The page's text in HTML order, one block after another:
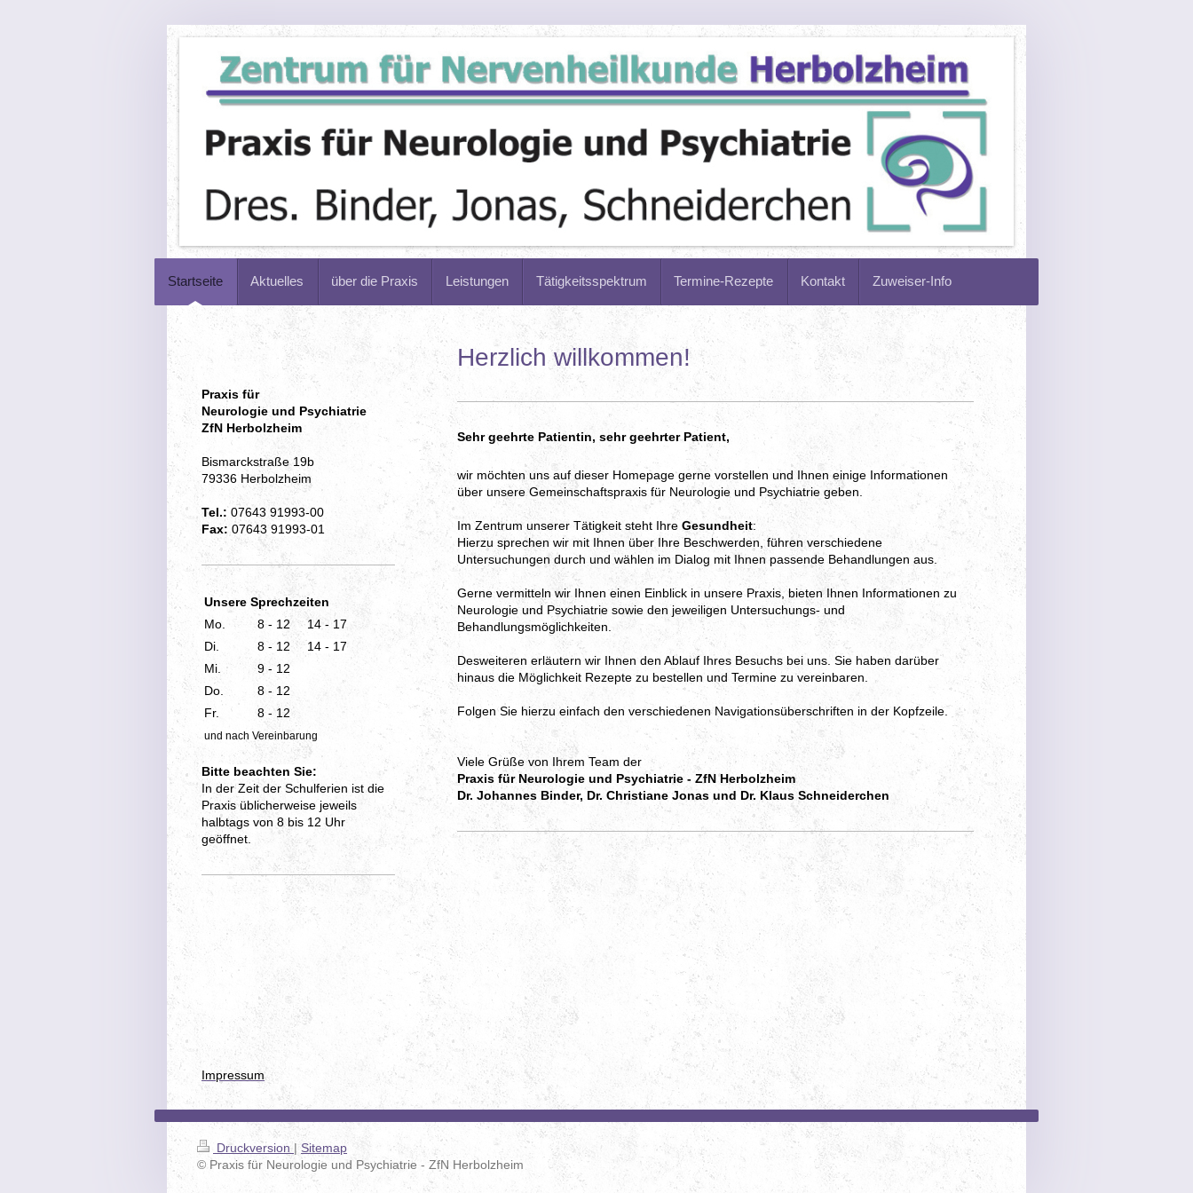
Startseite Aktuelles über die Praxis Leistungen Tätigkeitsspektrum Termine-Rezepte Kontakt Zuweiser-Info
Herzlich willkommen!
Sehr geehrte Patientin, sehr geehrter Patient,
wir möchten uns auf dieser Homepage gerne vorstellen und Ihnen einige Informationen
über unsere Gemeinschaftspraxis für Neurologie und Psychiatrie geben.
Im Zentrum unserer Tätigkeit steht Ihre Gesundheit:
Hierzu sprechen wir mit Ihnen über Ihre Beschwerden, führen verschiedene
Untersuchungen durch und wählen im Dialog mit Ihnen passende Behandlungen aus.
Gerne vermitteln wir Ihnen einen Einblick in unsere Praxis, bieten Ihnen Informationen zu
Neurologie und Psychiatrie sowie den jeweiligen Untersuchungs- und
Behandlungsmöglichkeiten.
Desweiteren erläutern wir Ihnen den Ablauf Ihres Besuchs bei uns. Sie haben darüber
hinaus die Möglichkeit Rezepte zu bestellen und Termine zu vereinbaren.
Folgen Sie hierzu einfach den verschiedenen Navigationsüberschriften in der Kopfzeile.
Viele Grüße von Ihrem Team der
Praxis für Neurologie und Psychiatrie - ZfN Herbolzheim
Dr. Johannes Binder, Dr. Christiane Jonas und Dr. Klaus Schneiderchen
Praxis für
Neurologie und Psychiatrie
ZfN Herbolzheim
Bismarckstraße 19b
79336 Herbolzheim
Tel.: 07643 91993-00
Fax: 07643 91993-01
Unsere Sprechzeiten
Mo.
8 - 12
14 - 17
Di.
8 - 12
14 - 17
Mi.
9 - 12
Do.
8 - 12
Fr.
8 - 12
und nach Vereinbarung
Bitte beachten Sie:
In der Zeit der Schulferien ist die
Praxis üblicherweise jeweils
halbtags von 8 bis 12 Uhr
geöffnet.
Impressum
Druckversion | Sitemap
© Praxis für Neurologie und Psychiatrie - ZfN Herbolzheim